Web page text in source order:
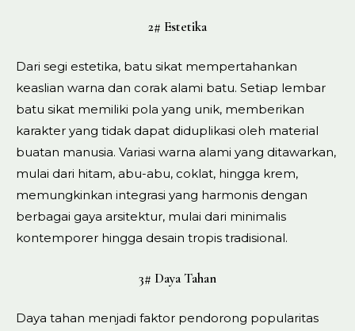
2# Estetika
Dari segi estetika, batu sikat mempertahankan
keaslian warna dan corak alami batu. Setiap lembar
batu sikat memiliki pola yang unik, memberikan
karakter yang tidak dapat diduplikasi oleh material
buatan manusia. Variasi warna alami yang ditawarkan,
mulai dari hitam, abu-abu, coklat, hingga krem,
memungkinkan integrasi yang harmonis dengan
berbagai gaya arsitektur, mulai dari minimalis
kontemporer hingga desain tropis tradisional.
3# Daya Tahan
Daya tahan menjadi faktor pendorong popularitas